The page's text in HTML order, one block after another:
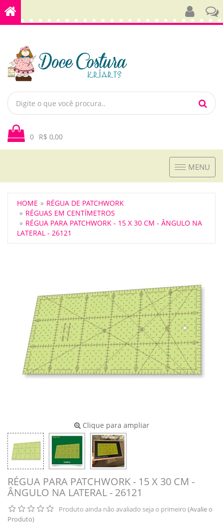
0 R$ 0,00
Toggle
navigation
MENU
HOME
RÉGUA DE PATCHWORK
RÉGUAS EM CENTÍMETROS
RÉGUA PARA PATCHWORK - 15 X 30 CM - ÂNGULO NA
LATERAL - 26121
Clique para ampliar
RÉGUA PARA PATCHWORK - 15 X 30 CM -
ÂNGULO NA LATERAL - 26121
Produto ainda não avaliado seja o primeiro (Avalie o
Produto)